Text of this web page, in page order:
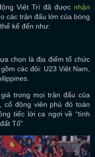
Việt Trì đã được nhận
các trận đấu lớn của bóng
kể đến như:
chọn là địa điểm tổ chức
các đội: U23 Việt Nam,
trong mọi trận đấu của
cổ động viên phủ đỏ toàn
tiếc lời ca ngợi về “tình
Tổ”.